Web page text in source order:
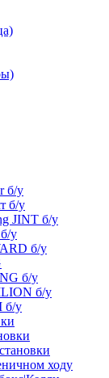
б/у
б/у
JINT б/у
у
б/у
б/у
б/у
б/у
ходу